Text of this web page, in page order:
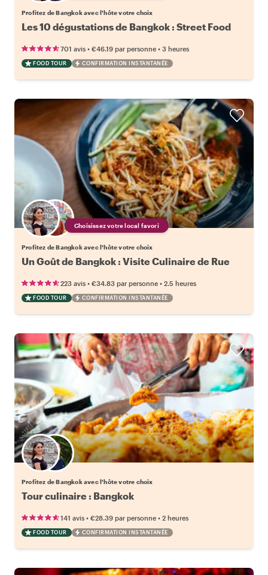
Profitez de Bangkok avec l'hôte votre choix
Les 10 dégustations de Bangkok : Street Food
701 avis • €46.19 par personne • 3 heures
FOOD TOUR CONFIRMATION INSTANTANÉE
Choisissez votre local favori
Profitez de Bangkok avec l'hôte votre choix
Un Goût de Bangkok : Visite Culinaire de Rue
223 avis • €34.83 par personne • 2.5 heures
FOOD TOUR CONFIRMATION INSTANTANÉE
Choisissez votre local favori
Profitez de Bangkok avec l'hôte votre choix
Tour culinaire : Bangkok
141 avis • €28.39 par personne • 2 heures
FOOD TOUR CONFIRMATION INSTANTANÉE